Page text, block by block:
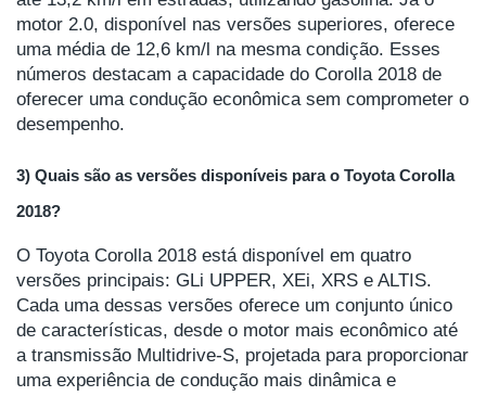
motor 2.0, disponível nas versões superiores, oferece
uma média de 12,6 km/l na mesma condição. Esses
números destacam a capacidade do Corolla 2018 de
oferecer uma condução econômica sem comprometer o
desempenho.
3) Quais são as versões disponíveis para o Toyota Corolla
2018?
O Toyota Corolla 2018 está disponível em quatro
versões principais: GLi UPPER, XEi, XRS e ALTIS.
Cada uma dessas versões oferece um conjunto único
de características, desde o motor mais econômico até
a transmissão Multidrive-S, projetada para proporcionar
uma experiência de condução mais dinâmica e